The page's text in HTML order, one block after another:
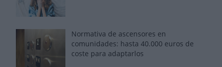
Normativa de ascensores en
comunidades: hasta 40.000 euros de
coste para adaptarlos